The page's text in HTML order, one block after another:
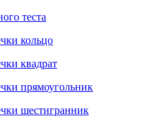
теста
кольцо
квадрат
прямоугольник
шестигранник